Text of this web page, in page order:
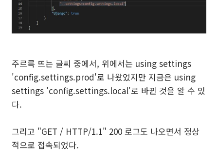
주르륵 뜨는 글씨 중에서, 위에서는 using settings
'config.settings.prod'로 나왔었지만 지금은 using
settings 'config.settings.local'로 바뀐 것을 알 수 있
다.
그리고 "GET / HTTP/1.1" 200 로그도 나오면서 정상
적으로 접속되었다.